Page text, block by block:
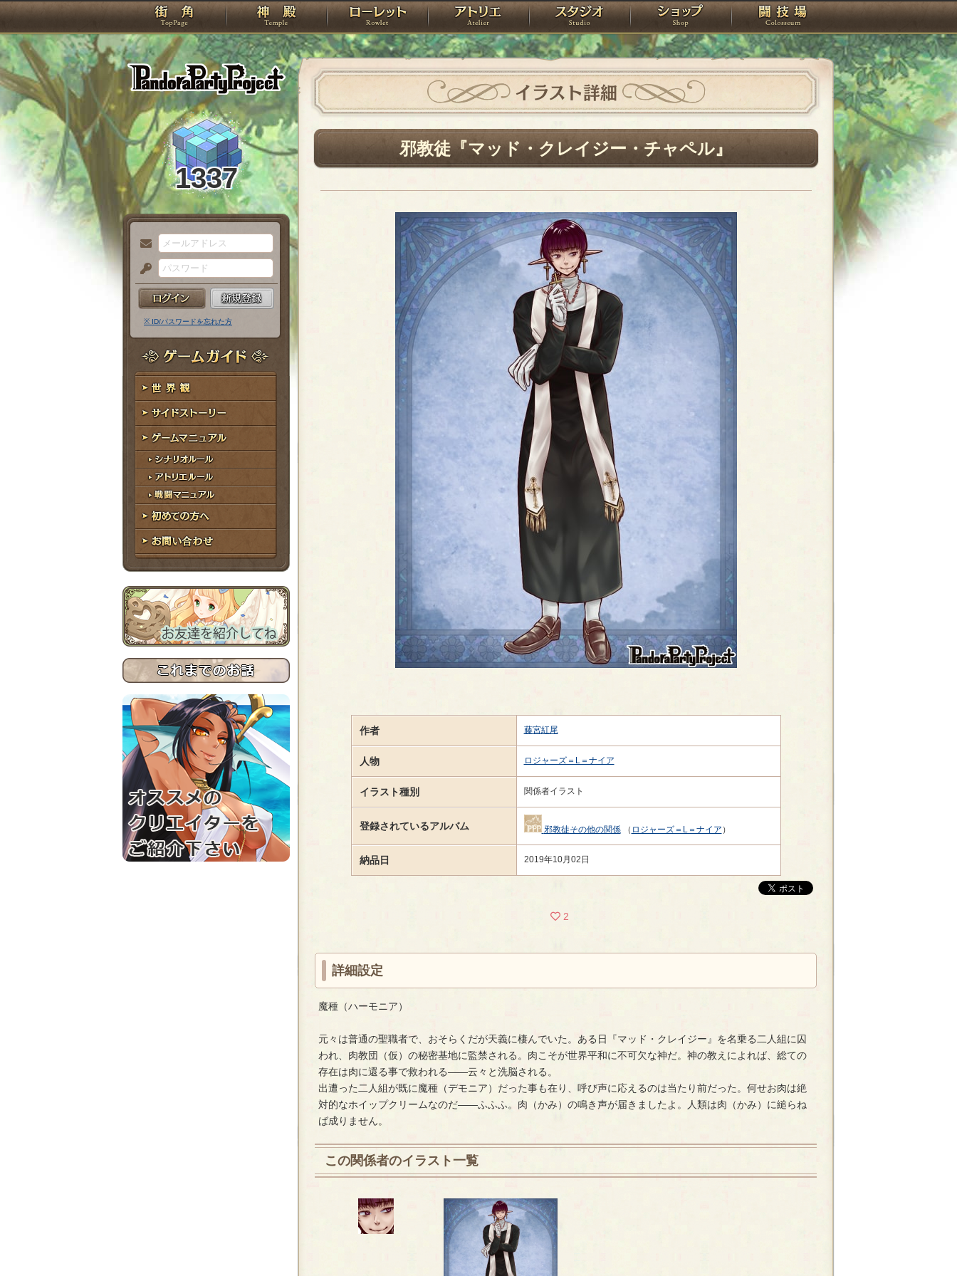
PandoraPartyProject
TOP 神殿 ローレット アトリエ スタジオ ショップ 闘技場
1337
メ
ー
ル
ア
ド
レ
ス
パ
ス
ー
ド
※ ID/パスワードを忘れた方
ゲームガイド
世界観
サイドストーリー
ゲームマニュアル
シナリオルール
アトリエルール
戦闘マニュアル
初めての方へ
お問い合わせ
イラスト詳細
邪教徒『マッド・クレイジー・チャペル』
作者 藤宮紅尾
人物 ロジャーズ＝L＝ナイア
イラスト種別 関係者イラスト
登録されているアルバム 邪教徒その他の関係（ ロジャーズ＝L＝ナイア ）
納品日 2019年10月02日
2
詳細設定
魔種（ハーモニア）
元々は普通の聖職者で、おそらくだが天義に棲んでいた。ある日『マッド・クレイジー』を名乗る二人組に囚
われ、肉教団（仮）の秘密基地に監禁される。肉こそが世界平和に不可欠な神だ。神の教えによれば、総ての
存在は肉に還る事で救われる――云々と洗脳される。
出遭った二人組が既に魔種（デモニア）だった事も在り、呼び声に応えるのは当たり前だった。何せお肉は絶
対的なホイップクリームなのだ――ふふふ。肉（かみ）の鳴き声が届きましたよ。人類は肉（かみ）に縋らね
ば成りません。
この関係者のイラスト一覧